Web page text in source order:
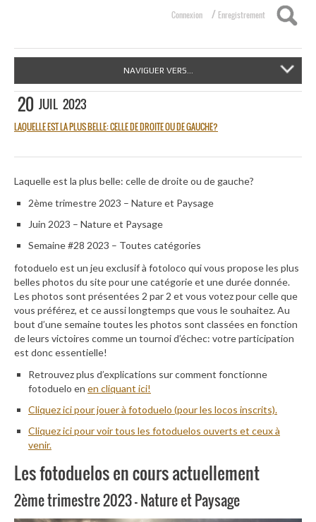
Connexion / Enregistrement
NAVIGUER VERS...
20 JUIL 2023
LAQUELLE EST LA PLUS BELLE: CELLE DE DROITE OU DE GAUCHE?
Laquelle est la plus belle: celle de droite ou de gauche?
2ème trimestre 2023 – Nature et Paysage
Juin 2023 – Nature et Paysage
Semaine #28 2023 – Toutes catégories
fotoduelo est un jeu exclusif à fotoloco qui vous propose les plus
belles photos du site pour une catégorie et une durée donnée.
Les photos sont présentées 2 par 2 et vous votez pour celle que
vous préférez, et ce aussi longtemps que vous le souhaitez. Au
bout d’une semaine toutes les photos sont classées en fonction
de leurs victoires comme un tournoi d’échec: votre participation
est donc essentielle!
Retrouvez plus d’explications sur comment fonctionne
fotoduelo en en cliquant ici!
Cliquez ici pour jouer à fotoduelo (pour les locos inscrits).
Cliquez ici pour voir tous les fotoduelos ouverts et ceux à
venir.
Les fotoduelos en cours actuellement
2ème trimestre 2023 – Nature et Paysage